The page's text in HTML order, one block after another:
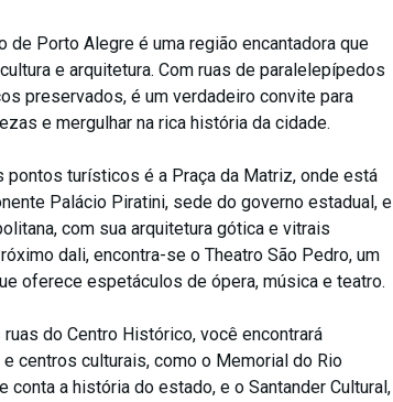
de Porto Alegre é uma região encantadora que
e arquitetura. Com ruas de paralelepípedos
preservados, é um verdadeiro convite para
e mergulhar na rica história da cidade.
pontos turísticos é a Praça da Matriz, onde está
Palácio Piratini, sede do governo estadual, e
com sua arquitetura gótica e vitrais
dali, encontra-se o Theatro São Pedro, um
oferece espetáculos de ópera, música e teatro.
do Centro Histórico, você encontrará
centros culturais, como o Memorial do Rio
conta a história do estado, e o Santander Cultural,